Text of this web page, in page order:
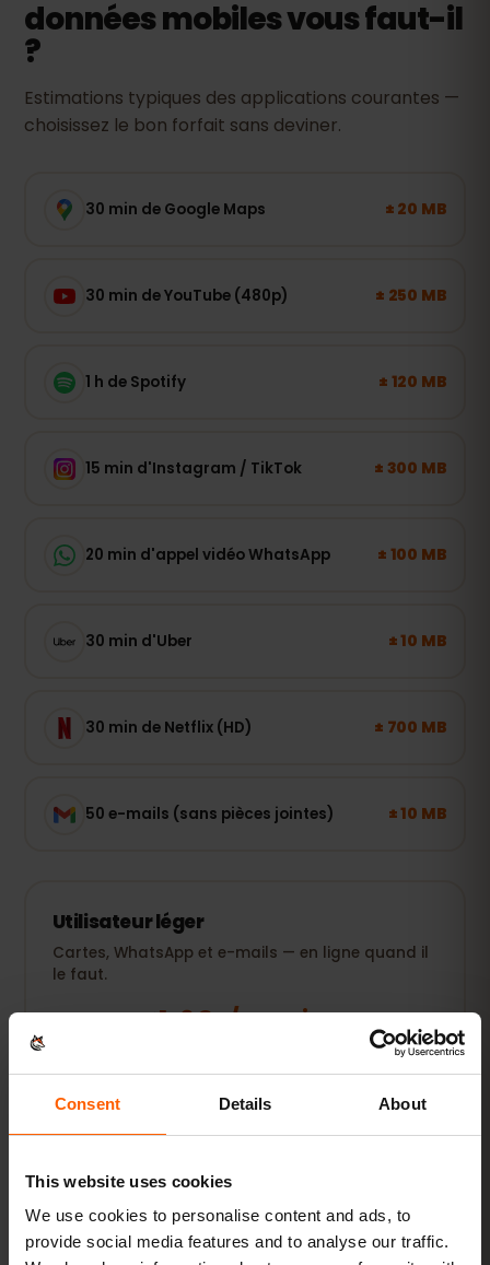
Consent Details About
This website uses cookies
We use cookies to personalise content and ads, to
provide social media features and to analyse our traffic.
données mobiles vous faut-il
?
Estimations typiques des applications courantes —
choisissez le bon forfait sans deviner.
30 min de Google Maps ± 20 MB
30 min de YouTube (480p) ± 250 MB
1 h de Spotify ± 120 MB
15 min d'Instagram / TikTok ± 300 MB
20 min d'appel vidéo WhatsApp ± 100 MB
30 min d'Uber ± 10 MB
30 min de Netflix (HD) ± 700 MB
50 e-mails (sans pièces jointes) ± 10 MB
Utilisateur léger
Cartes, WhatsApp et e-mails — en ligne quand il
le faut.
1–3 Go / semaine
Voir les forfaits
POPULAIRE
Utilisateur quotidien
partage de photos.